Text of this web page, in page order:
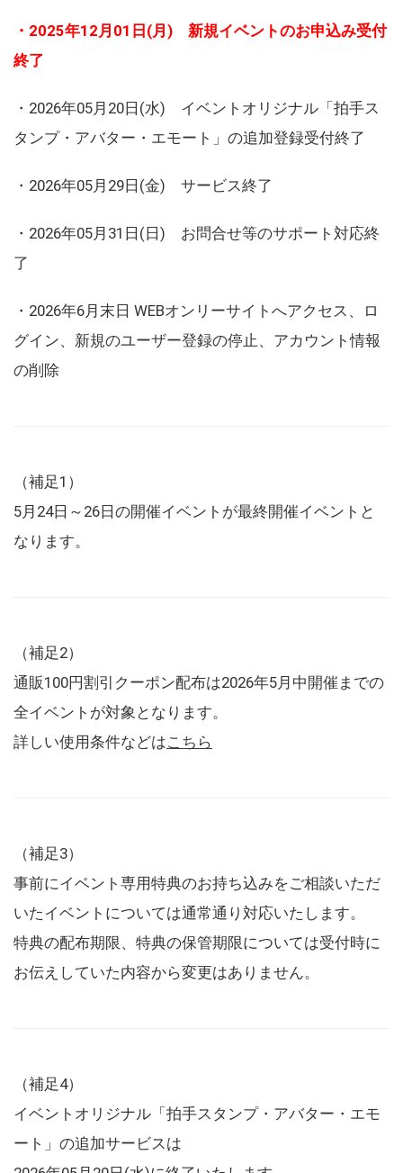
・2025年12月01日(月) 新規イベントのお申込み受付
終了
・2026年05月20日(水) イベントオリジナル「拍手ス
タンプ・アバター・エモート」の追加登録受付終了
・2026年05月29日(金) サービス終了
・2026年05月31日(日) お問合せ等のサポート対応終
了
・2026年6月末日 WEBオンリーサイトへアクセス、ロ
グイン、新規のユーザー登録の停止、アカウント情報
の削除
（補足1）
5月24日～26日の開催イベントが最終開催イベントと
なります。
（補足2）
通販100円割引クーポン配布は2026年5月中開催までの
全イベントが対象となります。
詳しい使用条件などはこちら
（補足3）
事前にイベント専用特典のお持ち込みをご相談いただ
いたイベントについては通常通り対応いたします。
特典の配布期限、特典の保管期限については受付時に
お伝えしていた内容から変更はありません。
（補足4）
イベントオリジナル「拍手スタンプ・アバター・エモ
ート」の追加サービスは